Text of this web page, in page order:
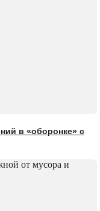
в «оборонке» с